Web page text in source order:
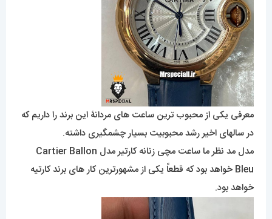
معرفی یکی از محبوب ترین ساعت های مردانۀ این برند را داریم که
در سالهای اخیر رشد محبوبیت بسیار چشمگیری داشته.
مدل مد نظر ما ساعت مچی زنانه کارتیر مدل Cartier Ballon
Bleu خواهد بود که قطعاً یکی از مشهورترین کار های برند کارتیه
خواهد بود.